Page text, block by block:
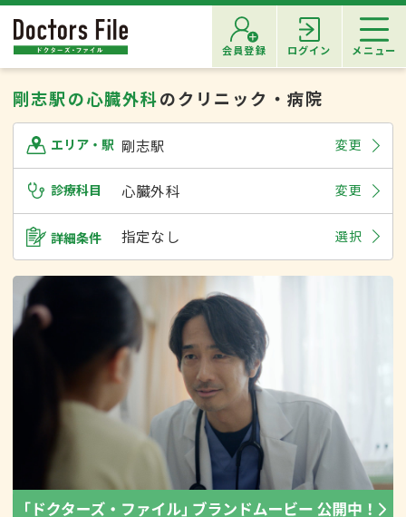
会員登録 ログイン メニュー
剛志駅の心臓外科のクリニック・病院
エリア・駅 剛志駅 変更
診療科目 心臓外科 変更
詳細条件 指定なし 選択